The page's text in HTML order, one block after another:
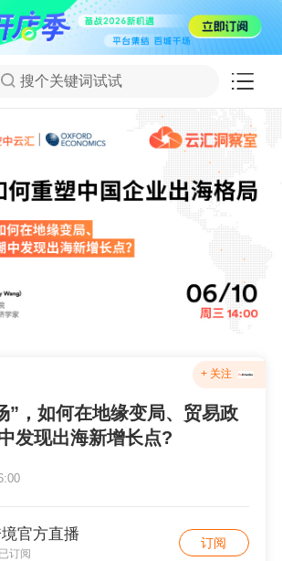
搜个关键词试试
+ 关注
”，如何在地缘变局、贸易政
发现出海新增长点?
官方直播
订阅
订阅